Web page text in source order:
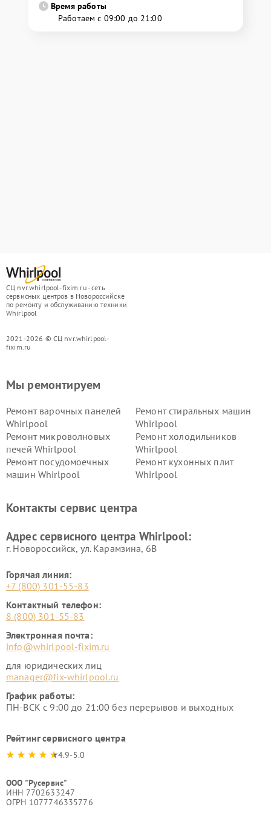
Время работы
Работаем с 09:00 до 21:00
СЦ nvr.whirlpool-fixim.ru - сеть
сервисных центров в Новороссийске
по ремонту и обслуживанию техники
Whirlpool
2021-2026 © СЦ nvr.whirlpool-
fixim.ru
Мы ремонтируем
Ремонт варочных панелей
Whirlpool
Ремонт стиральных машин
Whirlpool
Ремонт микроволновых
печей Whirlpool
Ремонт холодильников
Whirlpool
Ремонт посудомоечных
машин Whirlpool
Ремонт кухонных плит
Whirlpool
Контакты сервис центра
Адрес сервисного центра Whirlpool:
г. Новороссийск, ул. Карамзина, 6В
Горячая линия:
+7 (800) 301-55-83
Контактный телефон:
8 (800) 301-55-83
Электронная почта:
info@whirlpool-fixim.ru
для юридических лиц
manager@fix-whirlpool.ru
График работы:
ПН-ВСК с 9:00 до 21:00 без перерывов и выходных
Рейтинг сервисного центра
4.9-5.0
ООО "Русервис"
ИНН 7702633247
ОГРН 1077746335776